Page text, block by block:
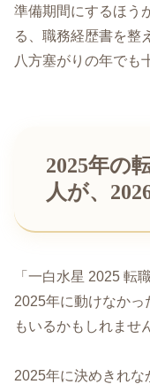
準備期間にするほう
る、職務経歴書を整
八方塞がりの年でも
2025年の
人が、
「一白水星 2025 転
2025年に動けなかっ
もいるかもしれませ
2025年に決めきれな